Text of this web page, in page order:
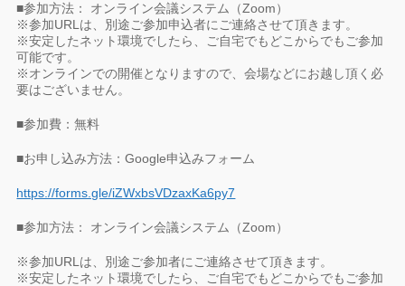
■参加方法： オンライン会議システム（Zoom）
※参加URLは、別途ご参加申込者にご連絡させて頂きます。
※安定したネット環境でしたら、ご自宅でもどこからでもご参加
可能です。
※オンラインでの開催となりますので、会場などにお越し頂く必
要はございません。
■参加費：無料
■お申し込み方法：Google申込みフォーム
https://forms.gle/iZWxbsVDzaxKa6py7
■参加方法： オンライン会議システム（Zoom）
※参加URLは、別途ご参加者にご連絡させて頂きます。
※安定したネット環境でしたら、ご自宅でもどこからでもご参加